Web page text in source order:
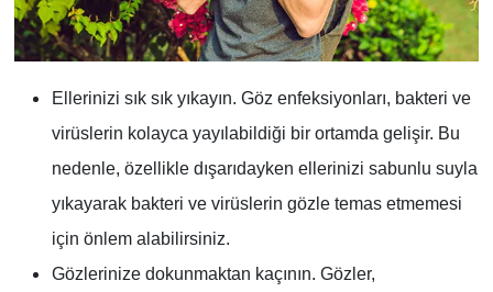
Ellerinizi sık sık yıkayın. Göz enfeksiyonları, bakteri ve
virüslerin kolayca yayılabildiği bir ortamda gelişir. Bu
nedenle, özellikle dışarıdayken ellerinizi sabunlu suyla
yıkayarak bakteri ve virüslerin gözle temas etmemesi
için önlem alabilirsiniz.
Gözlerinize dokunmaktan kaçının. Gözler,